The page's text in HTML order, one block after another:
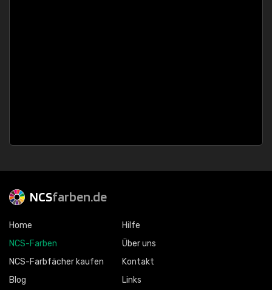
NCSfarben.de
Home
NCS-Farben
NCS-Farbfächer kaufen
Blog
Hilfe
Über uns
Kontakt
Links